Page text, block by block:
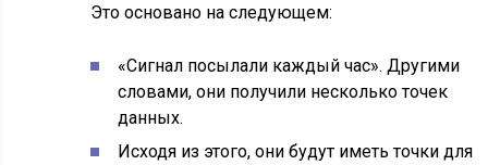
Это основано на следующем:
«Сигнал посылали каждый час». Другими
словами, они получили несколько точек
данных.
Исходя из этого, они будут иметь точки для